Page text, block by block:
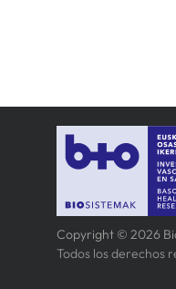
Copyright © 2026
Todos los derechos